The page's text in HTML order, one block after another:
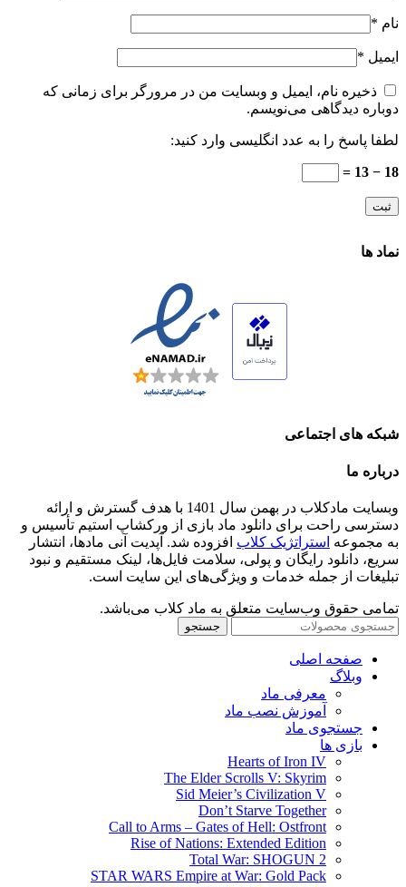
نام *
ایمیل *
ذخیره نام، ایمیل و وبسایت من در مرورگر برای زمانی که
دوباره دیدگاهی می‌نویسم.
لطفا پاسخ را به عدد انگلیسی وارد کنید:
18 − 13 =
نماد ها
شبکه های اجتماعی
درباره ما
وبسایت مادکلاب در بهمن سال 1401 با هدف گسترش و ارائه
دسترسی راحت برای دانلود ماد بازی از ورکشاپ استیم تأسیس و
به مجموعه استراتژیک کلاب افزوده شد. آپدیت آنی مادها، انتشار
سریع، دانلود رایگان و پولی، سلامت فایل‌ها، لینک مستقیم و نبود
تبلیغات از جمله خدمات و ویژگی‌های این سایت است.
تمامی حقوق وب‌سایت متعلق به ماد کلاب می‌باشد.
جستجو
صفحه اصلی
وبلاگ
معرفی ماد
آموزش نصب ماد
جستجوی ماد
بازی ها
Hearts of Iron IV
The Elder Scrolls V: Skyrim
Sid Meier’s Civilization V
Don’t Starve Together
Call to Arms – Gates of Hell: Ostfront
Rise of Nations: Extended Edition
Total War: SHOGUN 2
STAR WARS Empire at War: Gold Pack